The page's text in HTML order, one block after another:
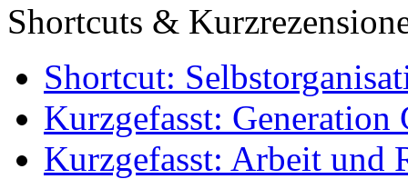
Shortcuts &
Shortcut:
Kurzgefasst: Generation
Kurzgefasst: Arbeit und